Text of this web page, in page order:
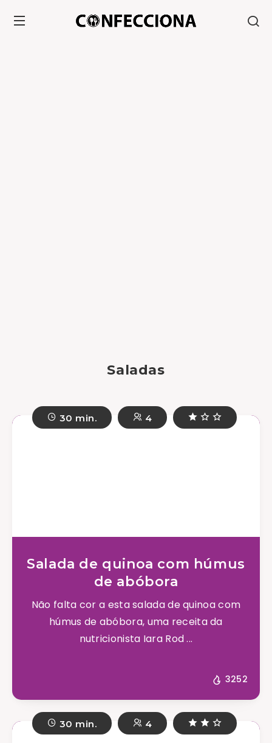
Saladas
30 min. 4
Salada de quinoa com húmus
de abóbora
Não falta cor a esta salada de quinoa com
húmus de abóbora, uma receita da
nutricionista Iara Rod ...
3252
30 min. 4